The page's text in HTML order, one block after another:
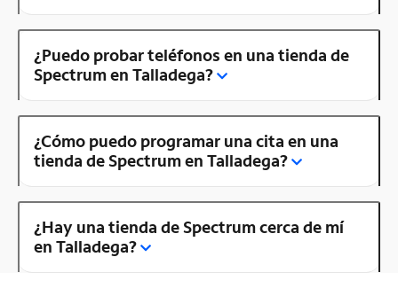
¿Puedo probar teléfonos en una tienda de
Spectrum en Talladega?
¿Cómo puedo programar una cita en una
tienda de Spectrum en Talladega?
¿Hay una tienda de Spectrum cerca de mí
en Talladega?